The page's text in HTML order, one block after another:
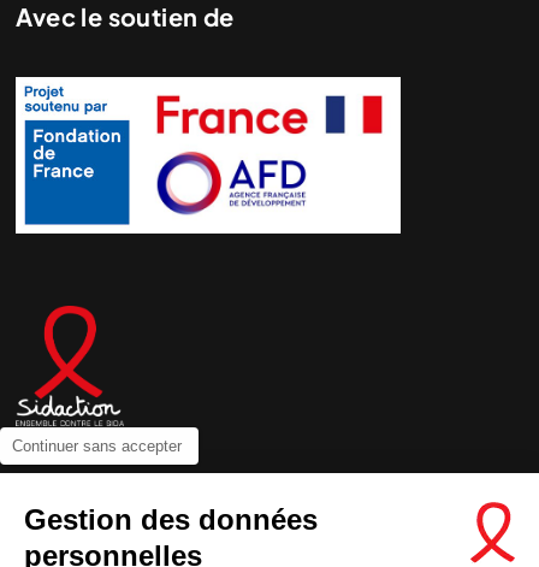
Continuer sans accepter
Gestion des données
personnelles
Avec le soutien de
Newsletter